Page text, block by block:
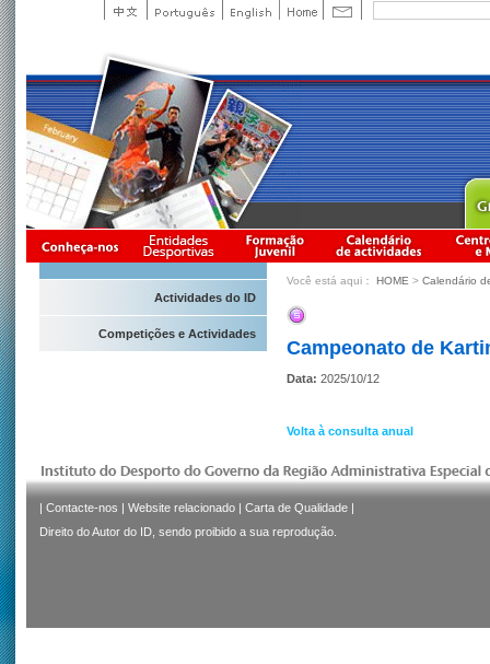
Actividades do ID
Competições e Actividades
Você está aqui： HOME > Calendário
Campeonato de
Data: 2025/10/12
Volta à consulta anual
| Contacte-nos | Website relacionado | Carta de Qualidade |
Direito do Autor do ID, sendo proibido a sua reprodução.